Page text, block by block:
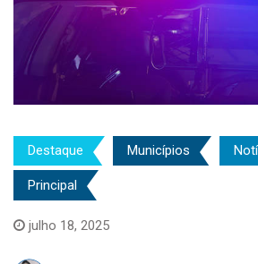
Destaque Municípios
Principal
julho 18, 2025